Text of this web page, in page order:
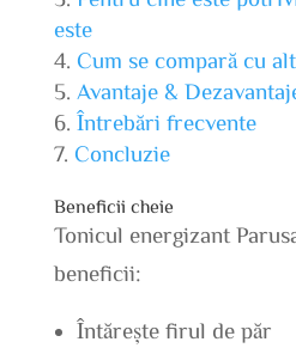
este
Cum se compară cu
Avantaje &
Întrebări frecvente
Concluzie
Beneficii cheie
Tonicul energizant
beneficii:
Întărește firul de păr